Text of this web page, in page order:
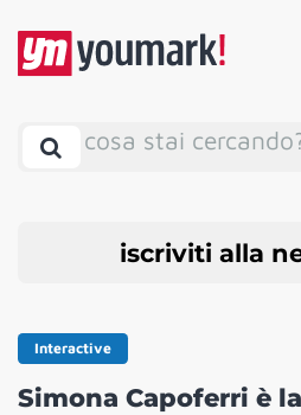
cosa stai
iscriviti alla
Interactive
Simona Capoferri è